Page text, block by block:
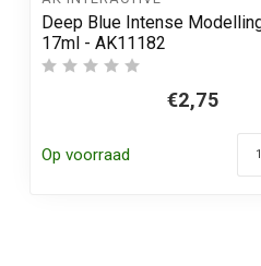
Deep Blue Intense
17ml - AK11182
€2,75
Op voorraad